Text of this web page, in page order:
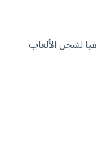
لشحن الألعاب